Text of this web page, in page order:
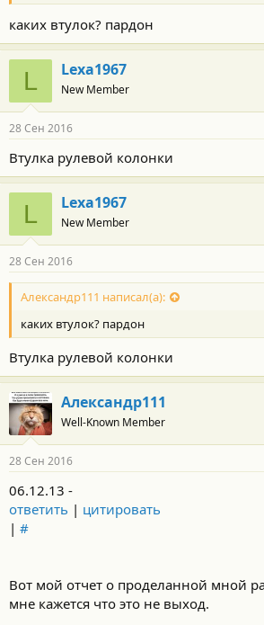
каких втулок? пардон
L Lexa1967
New Member
28 Сен 2016
Втулка рулевой колонки
L Lexa1967
New Member
28 Сен 2016
Александр111 написал(а):
каких втулок? пардон
Втулка рулевой колонки
Александр111
Well-Known Member
28 Сен 2016
06.12.13 -
ответить | цитировать
| #
Вот мой отчет о проделанной мной
мне кажется что это не выход.